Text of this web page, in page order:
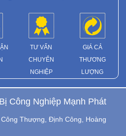
TƯ VẤN
CHUYÊN
NGHIỆP
GIÁ CẢ
THƯƠNG
LƯỢNG
Công Nghiệp Mạnh Phát
Thượng, Định Công, Hoàng